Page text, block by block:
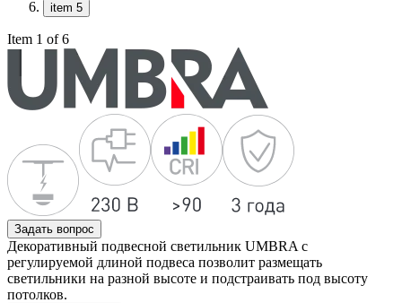
item 5
Item 1 of 6
Задать вопрос
Декоративный подвесной светильник UMBRA c
регулируемой длиной подвеса позволит размещать
светильники на разной высоте и подстраивать под высоту
потолков.